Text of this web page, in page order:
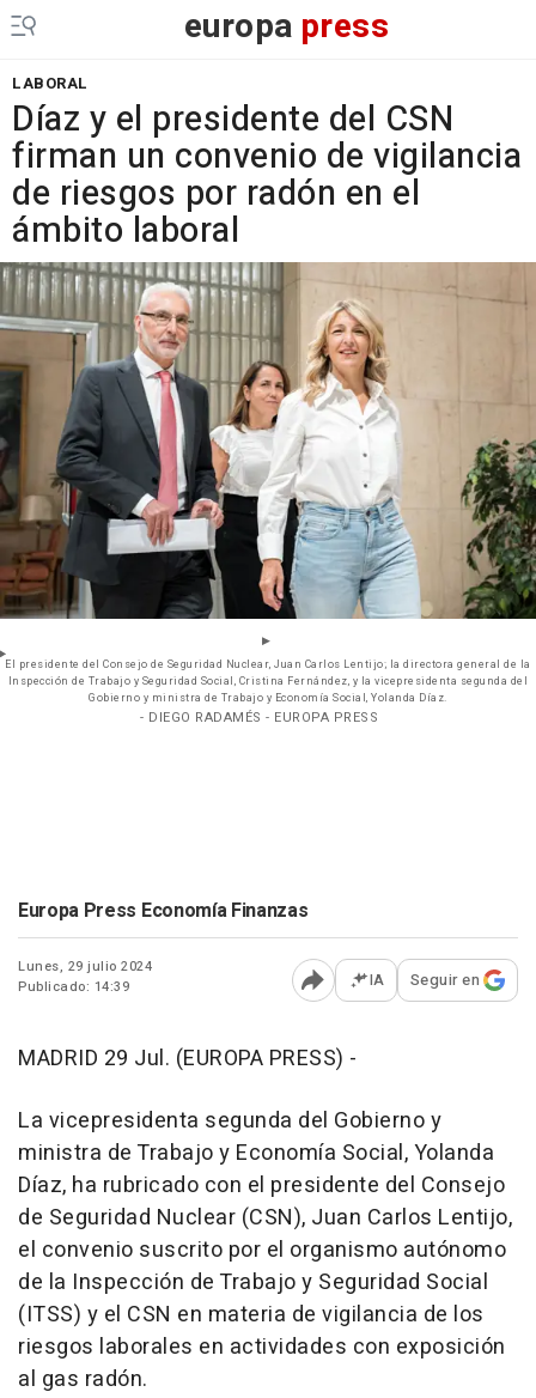
europa press
LABORAL
Díaz y el presidente del CSN
firman un convenio de vigilancia
de riesgos por radón en el
ámbito laboral
El presidente del Consejo de Seguridad Nuclear, Juan Carlos Lentijo; la directora general de la
Inspección de Trabajo y Seguridad Social, Cristina Fernández, y la vicepresidenta segunda del
Gobierno y ministra de Trabajo y Economía Social, Yolanda Díaz.
- DIEGO RADAMÉS - EUROPA PRESS
Europa Press Economía Finanzas
Lunes, 29 julio 2024
Publicado: 14:39
Abrir opciones para
IA Seguir en
MADRID 29 Jul. (EUROPA PRESS) -
La vicepresidenta segunda del Gobierno y
ministra de Trabajo y Economía Social, Yolanda
Díaz, ha rubricado con el presidente del Consejo
de Seguridad Nuclear (CSN), Juan Carlos Lentijo,
el convenio suscrito por el organismo autónomo
de la Inspección de Trabajo y Seguridad Social
(ITSS) y el CSN en materia de vigilancia de los
riesgos laborales en actividades con exposición
al gas radón.